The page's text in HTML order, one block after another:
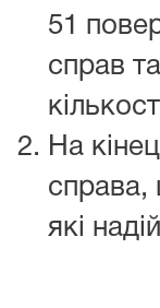
51
справ
На
справа,
які